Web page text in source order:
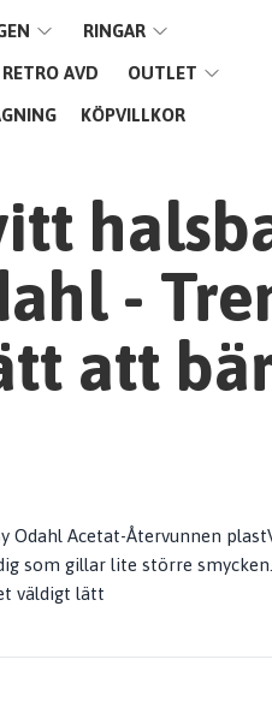
RINGAR
AVD OUTLET
KÖPVILLKOR
-
att
Odahl Acetat-Återvunnen
som gillar lite större
väldigt lätt